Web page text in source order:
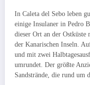
In Caleta del Sebo leben
einige Insulaner in Pedro
dieser Ort an der
der Kanarischen Inseln.
und mit zwei
umrundet. Der größte
Sandstrände, die rund um